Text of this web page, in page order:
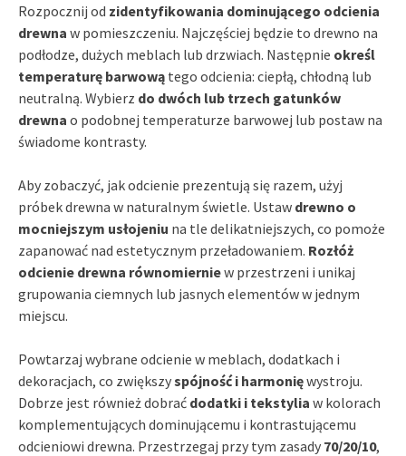
Rozpocznij od zidentyfikowania dominującego odcienia
drewna w pomieszczeniu. Najczęściej będzie to drewno na
podłodze, dużych meblach lub drzwiach. Następnie określ
temperaturę barwową tego odcienia: ciepłą, chłodną lub
neutralną. Wybierz do dwóch lub trzech gatunków
drewna o podobnej temperaturze barwowej lub postaw na
świadome kontrasty.
Aby zobaczyć, jak odcienie prezentują się razem, użyj
próbek drewna w naturalnym świetle. Ustaw drewno o
mocniejszym usłojeniu na tle delikatniejszych, co pomoże
zapanować nad estetycznym przeładowaniem. Rozłóż
odcienie drewna równomierniew przestrzeni i unikaj
grupowania ciemnych lub jasnych elementów w jednym
miejscu.
Powtarzaj wybrane odcienie w meblach, dodatkach i
dekoracjach, co zwiększyspójność i harmonięwystroju.
Dobrze jest również dobrać dodatki i tekstylia w kolorach
komplementujących dominującemu i kontrastującemu
odcieniowi drewna. Przestrzegaj przy tym zasady 70/20/10,